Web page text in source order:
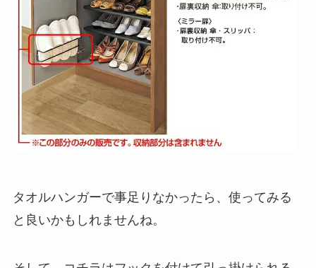
タオルハンガーで事足りなかったら、使ってみる
と良いかもしれませんね。